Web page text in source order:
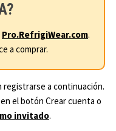
Pro.RefrigiWear.com.
a comprar.
registrarse a continuación.
el botón Crear cuenta o
invitado.